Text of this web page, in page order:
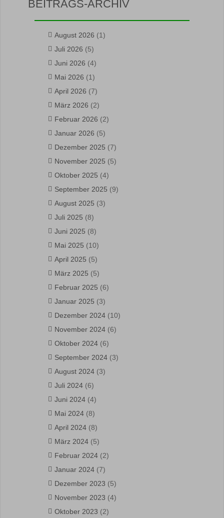
BEITRAGS-ARCHIV
August 2026 (1)
Juli 2026 (5)
Juni 2026 (4)
Mai 2026 (1)
April 2026 (7)
März 2026 (2)
Februar 2026 (2)
Januar 2026 (5)
Dezember 2025 (7)
November 2025 (5)
Oktober 2025 (4)
September 2025 (9)
August 2025 (3)
Juli 2025 (8)
Juni 2025 (8)
Mai 2025 (10)
April 2025 (5)
März 2025 (5)
Februar 2025 (6)
Januar 2025 (3)
Dezember 2024 (10)
November 2024 (6)
Oktober 2024 (6)
September 2024 (3)
August 2024 (3)
Juli 2024 (6)
Juni 2024 (4)
Mai 2024 (8)
April 2024 (8)
März 2024 (5)
Februar 2024 (2)
Januar 2024 (7)
Dezember 2023 (5)
November 2023 (4)
Oktober 2023 (2)